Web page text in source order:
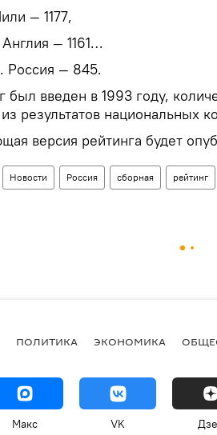
— 1177,
— 1161…
Россия — 845.
был введен в 1993 году,
результатов национальных
версия рейтинга будет
Новости Россия сборная рейтинг
ПОЛИТИКА ЭКОНОМИКА
Макс VK